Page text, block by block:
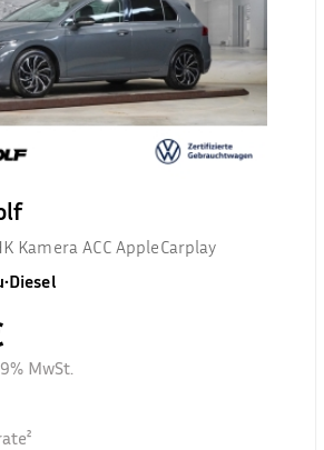
Kamera ACC AppleCarplay
•Diesel
MwSt.